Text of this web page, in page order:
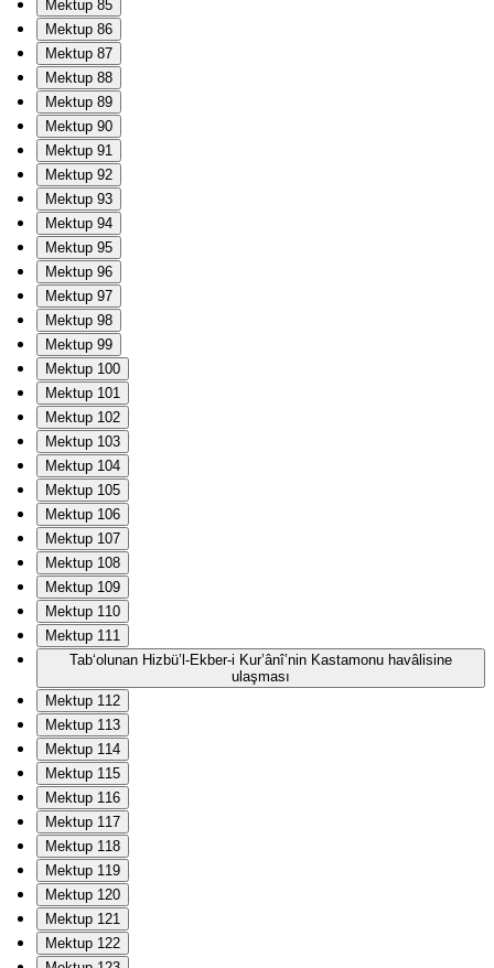
Mektup 85
Mektup 86
Mektup 87
Mektup 88
Mektup 89
Mektup 90
Mektup 91
Mektup 92
Mektup 93
Mektup 94
Mektup 95
Mektup 96
Mektup 97
Mektup 98
Mektup 99
Mektup 100
Mektup 101
Mektup 102
Mektup 103
Mektup 104
Mektup 105
Mektup 106
Mektup 107
Mektup 108
Mektup 109
Mektup 110
Mektup 111
Tab‘olunan Hizbü’l-Ekber-i Kur’ânî’nin Kastamonu havâlisine
ulaşması
Mektup 112
Mektup 113
Mektup 114
Mektup 115
Mektup 116
Mektup 117
Mektup 118
Mektup 119
Mektup 120
Mektup 121
Mektup 122